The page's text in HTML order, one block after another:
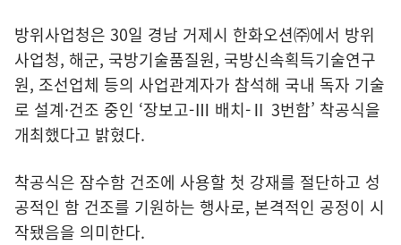
방위사업청은 30일 경남 거제시 한화오션㈜에서 방위
사업청, 해군, 국방기술품질원, 국방신속획득기술연구
원, 조선업체 등의 사업관계자가 참석해 국내 독자 기술
로 설계·건조 중인 ‘장보고-Ⅲ 배치-Ⅱ 3번함’ 착공식을
개최했다고 밝혔다.
착공식은 잠수함 건조에 사용할 첫 강재를 절단하고 성
공적인 함 건조를 기원하는 행사로, 본격적인 공정이 시
작됐음을 의미한다.